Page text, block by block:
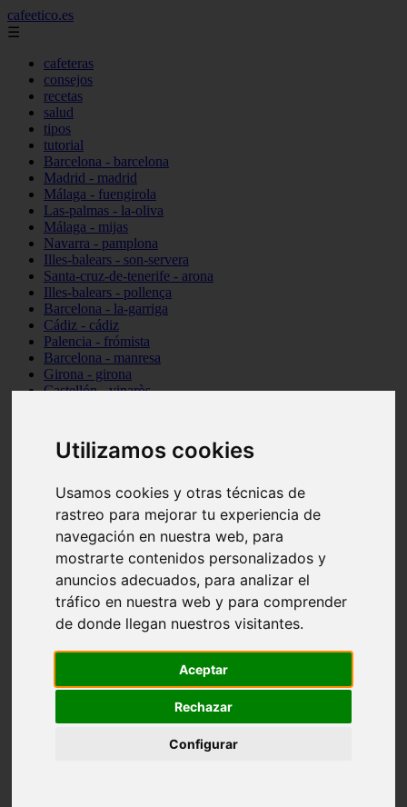
Utilizamos cookies
Usamos cookies y otras técnicas de
rastreo para mejorar tu experiencia de
navegación en nuestra web, para
mostrarte contenidos personalizados y
anuncios adecuados, para analizar el
tráfico en nuestra web y para comprender
de donde llegan nuestros visitantes.
Aceptar
Rechazar
Configurar
cafeetico.es
☰
cafeteras
consejos
recetas
salud
tipos
tutorial
Barcelona - barcelona
Madrid - madrid
Málaga - fuengirola
Las-palmas - la-oliva
Málaga - mijas
Navarra - pamplona
Illes-balears - son-servera
Santa-cruz-de-tenerife - arona
Illes-balears - pollença
Barcelona - la-garriga
Cádiz - cádiz
Palencia - frómista
Barcelona - manresa
Girona - girona
Castellón - vinaròs
Málaga - nerja
Girona - blanes
Málaga - marbella
Asturias - gijón
Girona - figueres
Alicante - santa-pola
Almería - roquetas-de-mar
Girona - tossa-de-mar
Barcelona - sant-cugat-del-vallès
Alicante - l39alfàs-del-pi
Barcelona - vilanova-i-la-geltrú
Castellón - peñíscola
Illes-balears - sant-josep-de-sa-talaia